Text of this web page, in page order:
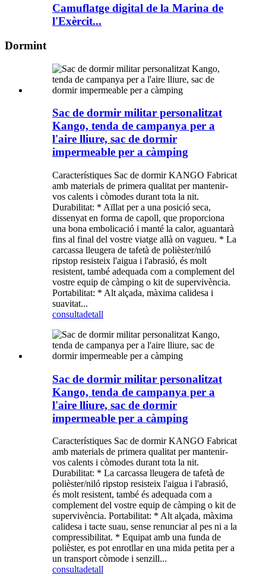
Camuflatge digital de la Marina de
l'Exèrcit...
Dormint
Sac de dormir militar personalitzat
Kango, tenda de campanya per a
l'aire lliure, sac de dormir
impermeable per a càmping
Característiques Sac de dormir KANGO Fabricat
amb materials de primera qualitat per mantenir-
vos calents i còmodes durant tota la nit.
Durabilitat: * Aïllat per a una posició seca,
dissenyat en forma de capoll, que proporciona
una bona embolicació i manté la calor, aguantarà
fins al final del vostre viatge allà on vagueu. * La
carcassa lleugera de tafetà de polièster/niló
ripstop resisteix l'aigua i l'abrasió, és molt
resistent, també adequada com a complement del
vostre equip de càmping o kit de supervivència.
Portabilitat: * Alt alçada, màxima calidesa i
suavitat...
consultadetall
Sac de dormir militar personalitzat
Kango, tenda de campanya per a
l'aire lliure, sac de dormir
impermeable per a càmping
Característiques Sac de dormir KANGO Fabricat
amb materials de primera qualitat per mantenir-
vos calents i còmodes durant tota la nit.
Durabilitat: * La carcassa lleugera de tafetà de
polièster/niló ripstop resisteix l'aigua i l'abrasió,
és molt resistent, també és adequada com a
complement del vostre equip de càmping o kit de
supervivència. Portabilitat: * Alt alçada, màxima
calidesa i tacte suau, sense renunciar al pes ni a la
compressibilitat. * Equipat amb una funda de
polièster, es pot enrotllar en una mida petita per a
un transport còmode i senzill...
consultadetall